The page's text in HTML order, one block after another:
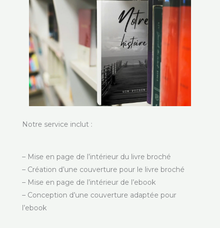
Notre service inclut :
– Mise en page de l’intérieur du livre broché
– Création d’une couverture pour le livre broché
– Mise en page de l’intérieur de l’ebook
– Conception d’une couverture adaptée pour
l’ebook